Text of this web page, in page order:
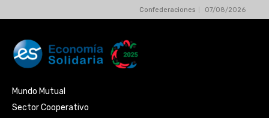
Confederaciones 07/08/2026
Mundo Mutual
Sector Cooperativo